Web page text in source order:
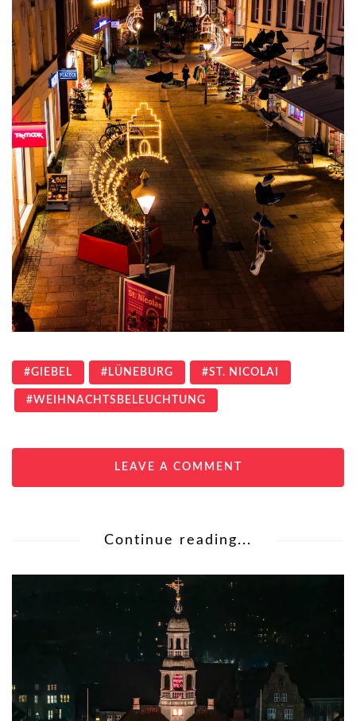
GIEBEL LÜNEBURG ST. NICOLAI
WEIHNACHTSBELEUCHTUNG
LEAVE A COMMENT
Continue reading...